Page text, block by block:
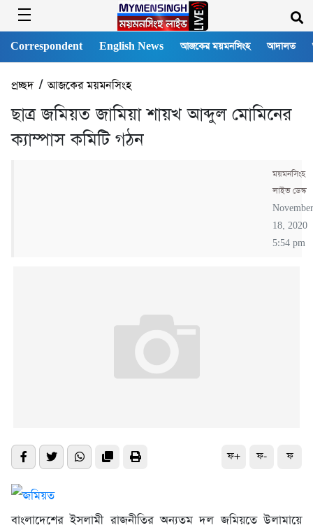
Correspondent English News আজকের ময়মনসিংহ আদালত
প্রচ্ছদ/আজকের ময়মনসিংহ
ছাত্র জমিয়ত জামিয়া শায়খ আব্দুল মোমিনের
ক্যাম্পাস কমিটি গঠন
ময়মনসিংহ
লাইভ ডেস্ক
November
18, 2020
5:54 pm
ফ+ ফ- ফ
বাংলাদেশের ইসলামী রাজনীতির অন্যতম দল জমিয়তে উলামায়ে